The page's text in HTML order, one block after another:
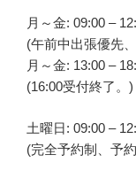
月～金: 09:00 –
(午前中出張優先
月～金: 13:00 –
(16:00受付終了。)
土曜日: 09:00 –
(完全予約制、予